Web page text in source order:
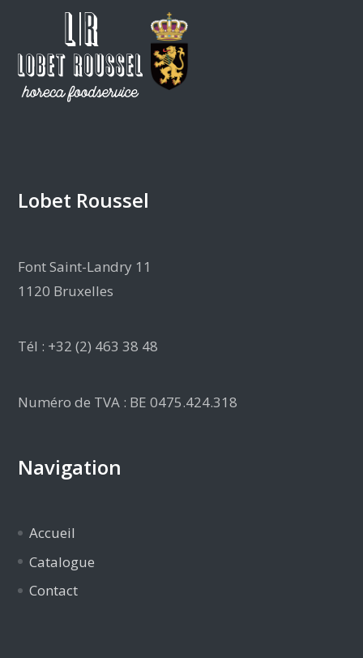
Lobet Roussel
Font Saint-Landry 11
1120 Bruxelles
Tél : +32 (2) 463 38 48
Numéro de TVA : BE 0475.424.318
Navigation
Accueil
Catalogue
Contact